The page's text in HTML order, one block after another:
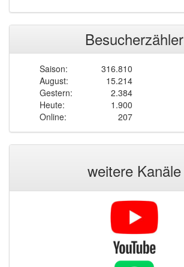
Besucherzähler
Saison:
316.810
August:
15.214
Gestern:
2.384
Heute:
1.900
Online:
207
weitere Kanäle